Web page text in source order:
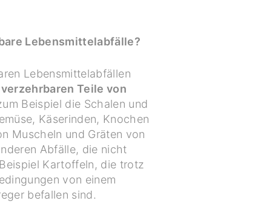
Lebensmittelabfälle?
Lebensmittelabfällen
Teile von
Beispiel die Schalen und
Käserinden, Knochen
Muscheln und Gräten von
Abfälle, die nicht
Kartoffeln, die trotz
von einem
befallen sind.